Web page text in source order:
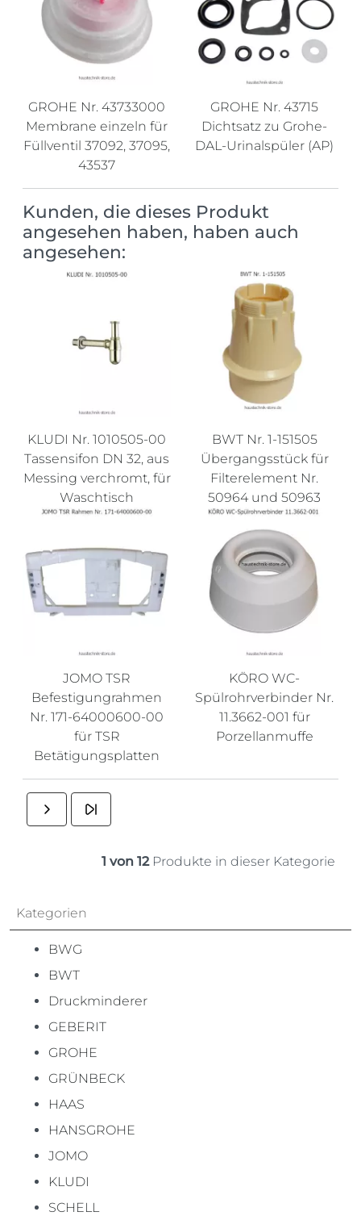
GROHE Nr. 43733000
Membrane einzeln für
Füllventil 37092, 37095,
43537
GROHE Nr. 43715
Dichtsatz zu Grohe-
DAL-Urinalspüler (AP)
Kunden, die dieses Produkt
angesehen haben, haben auch
angesehen:
KLUDI Nr. 1010505-00
Tassensifon DN 32, aus
Messing verchromt, für
Waschtisch
BWT Nr. 1-151505
Übergangsstück für
Filterelement Nr.
50964 und 50963
JOMO TSR
Befestigungrahmen
Nr. 171-64000600-00
für TSR
Betätigungsplatten
KÖRO WC-
Spülrohrverbinder Nr.
11.3662-001 für
Porzellanmuffe
1 von 12Produkte in dieser Kategorie
Kategorien
BWG
BWT
Druckminderer
GEBERIT
GROHE
GRÜNBECK
HAAS
HANSGROHE
JOMO
KLUDI
SCHELL